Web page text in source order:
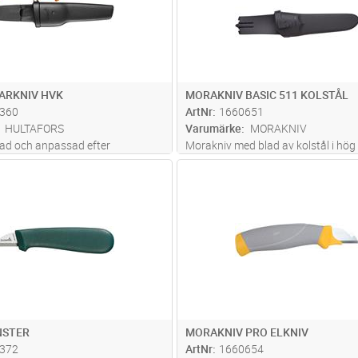
HVK
HULTAFORS
och anpassad efter
behov tillverkad i japanskt
MORAKNIV BASIC 511 KOLSTÅL
ArtNr 1660651
Varumärke
MORAKNIV
Morakniv med blad av kolstål i hög
kvalite.Längd 206mm. Bladlängd
MORAKNIV PRO ELKNIV
ArtNr 1660654